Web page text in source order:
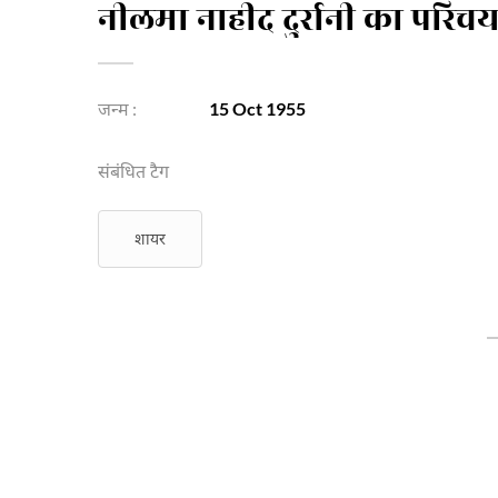
नीलमा नाहीद दुर्रानी का परिचय
जन्म : 15 Oct 1955
संबंधित टैग
शायर